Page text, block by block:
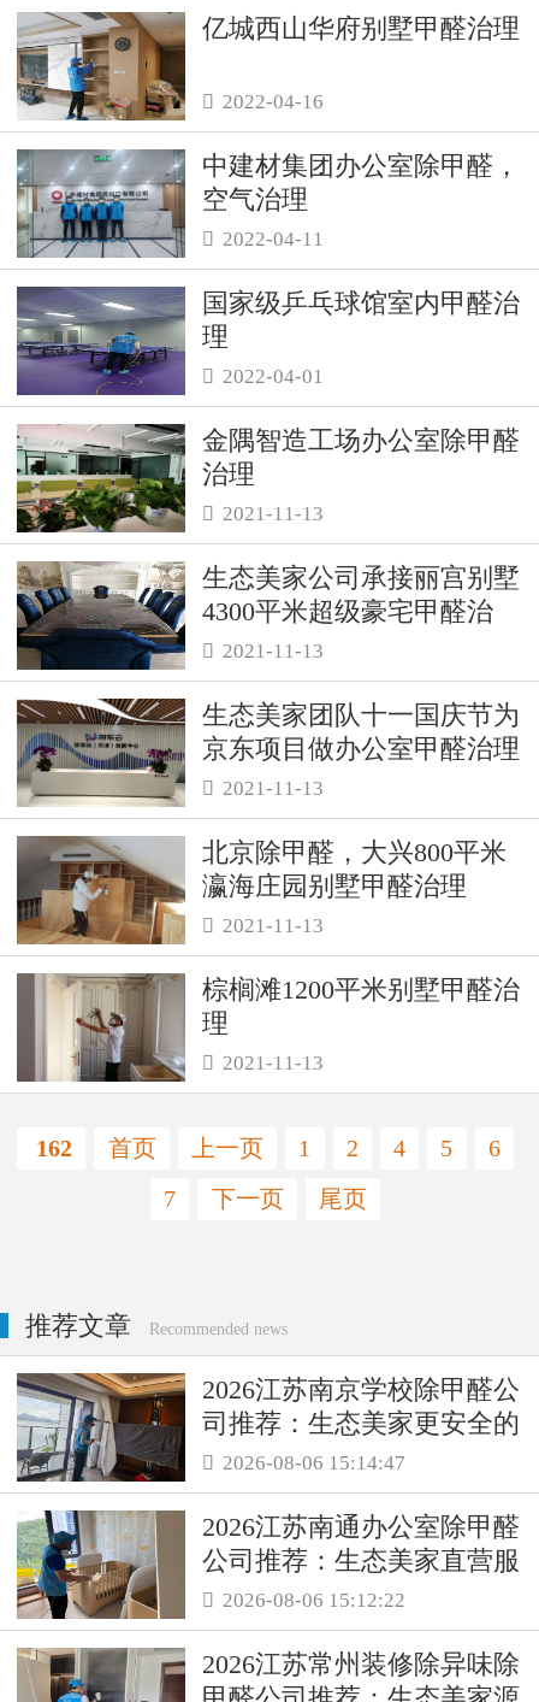
亿城西山华府别墅甲醛治理
 2022-04-16
中建材集团办公室除甲醛，
空气治理
 2022-04-11
国家级乒乓球馆室内甲醛治
理
 2022-04-01
金隅智造工场办公室除甲醛
治理
 2021-11-13
生态美家公司承接丽宫别墅
4300平米超级豪宅甲醛治
理，开启绿色健康生活方
式！
 2021-11-13
生态美家团队十一国庆节为
京东项目做办公室甲醛治理
 2021-11-13
北京除甲醛，大兴800平米
瀛海庄园别墅甲醛治理
 2021-11-13
棕榈滩1200平米别墅甲醛治
理
 2021-11-13
162 首页 上一页 1 2 4 5
6
7
下一页 尾页
推荐文章 Recommended news
2026江苏南京学校除甲醛公
司推荐：生态美家更安全的
母婴级治理服务！
 2026-08-06 15:14:47
2026江苏南通办公室除甲醛
公司推荐：生态美家直营服
务保障职场空气品质
 2026-08-06 15:12:22
2026江苏常州装修除异味除